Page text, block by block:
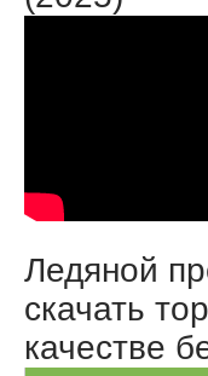
Ледяной
скачать
качестве